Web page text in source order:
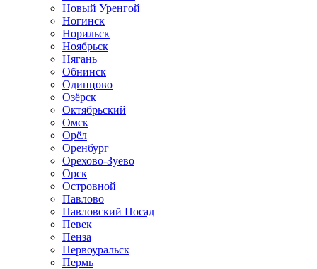
Новый Уренгой
Ногинск
Норильск
Ноябрьск
Нягань
Обнинск
Одинцово
Озёрск
Октябрьский
Омск
Орёл
Оренбург
Орехово-Зуево
Орск
Островной
Павлово
Павловский Посад
Певек
Пенза
Первоуральск
Пермь